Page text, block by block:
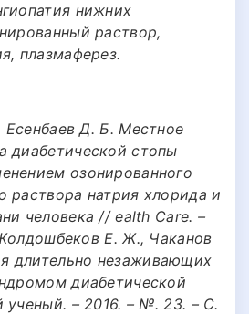
нижних
раствор,
плазмаферез.
Д. Б. Местное
диабетической стопы
озонированного
раствора натрия хлорида и
человека // ealth Care. –
Е. Ж., Чаканов
длительно незаживающих
диабетической
– 2016. – №. 23. – С.